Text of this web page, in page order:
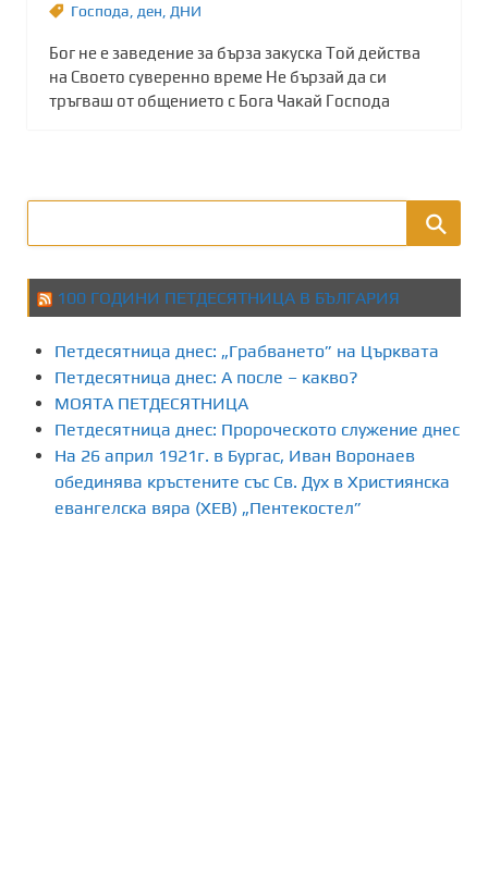
Господа ден ДНИ
Бог не е заведение за бързa закускa Той действа
на Своето суверенно време Не бързай да си
тръгваш от общението с Бога Чакай Господа
100 ГОДИНИ ПЕТДЕСЯТНИЦА В БЪЛГАРИЯ
Петдесятница днес: „Грабването” на Църквата
Петдесятница днес: А после – какво?
МОЯТА ПЕТДЕСЯТНИЦА
Петдесятница днес: Пророческото служение днес
На 26 април 1921г. в Бургас, Иван Воронаев
обединява кръстените със Св. Дух в Християнска
евангелска вяра (ХЕВ) „Пентекостел”